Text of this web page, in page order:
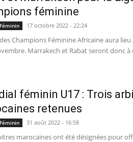
féminine
17 octobre 2022 - 22:24
Champions Féminine Africaine aura
Marrakech et Rabat seront donc à
féminin U17 : Trois
retenues
31 août 2022 - 16:58
marocaines ont été désignées pour